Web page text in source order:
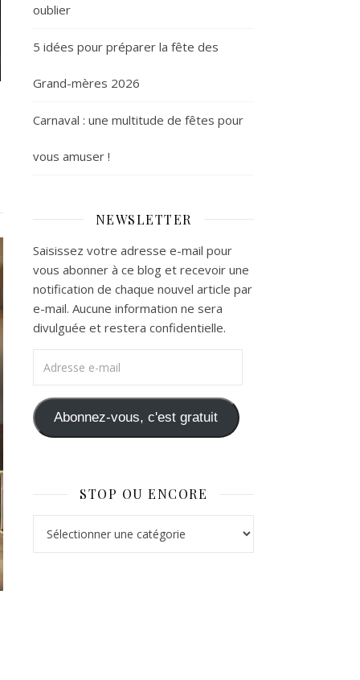
oublier
5 idées pour préparer la fête des
Grand-mères 2026
Carnaval : une multitude de fêtes pour
vous amuser !
NEWSLETTER
Saisissez votre adresse e-mail pour
vous abonner à ce blog et recevoir une
notification de chaque nouvel article par
e-mail. Aucune information ne sera
divulguée et restera confidentielle.
Abonnez-vous, c'est gratuit
STOP OU ENCORE